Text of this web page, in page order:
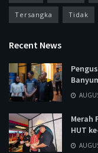
Tersangka Tidak
Recent News
Merah
HUT